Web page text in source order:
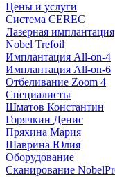
Цены и услуги
Система CEREC
Лазерная имплантация
Nobel Trefoil
Имплантация All-on-4
Имплантация All-on-6
Отбеливание Zoom 4
Специалисты
Шматов Константин
Горячкин Денис
Пряхина Мария
Шаврина Юлия
Оборудование
Сканирование